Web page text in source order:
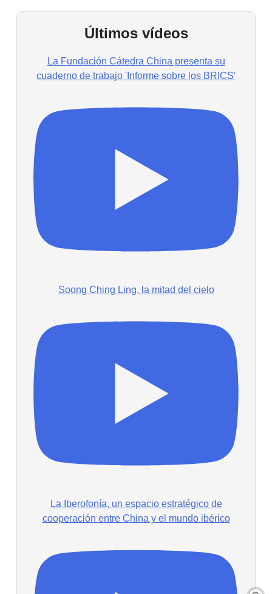
Últimos vídeos
La Fundación Cátedra China presenta su
cuaderno de trabajo 'Informe sobre los BRICS'
Soong Ching Ling, la mitad del cielo
La Iberofonía, un espacio estratégico de
cooperación entre China y el mundo ibérico